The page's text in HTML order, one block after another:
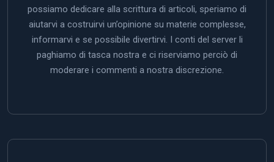
possiamo dedicare alla scrittura di articoli, speriamo di
aiutarvi a costruirvi un’opinione su materie complesse,
informarvi e se possibile divertirvi. I conti del server li
paghiamo di tasca nostra e ci riserviamo perciò di
moderare i commenti a nostra discrezione.